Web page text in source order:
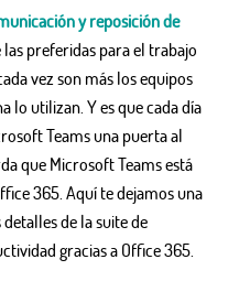
y reposición de
las preferidas para el trabajo
vez son más los equipos
lo utilizan. Y es que cada día
Teams una puerta al
que Microsoft Teams está
365. Aquí te dejamos una
de la suite de
gracias a Office 365.